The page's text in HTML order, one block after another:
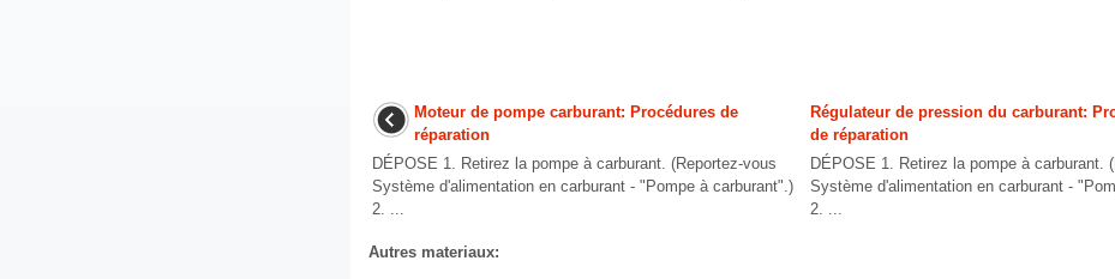
Moteur de pompe carburant: Procédures de
réparation
DÉPOSE 1. Retirez la pompe à carburant. (Reportez-vous
Système d'alimentation en carburant - "Pompe à carburant".)
2. ...
Régulateur de pression du carburant:
de réparation
DÉPOSE 1. Retirez la pompe à carburant.
Système d'alimentation en carburant -
2. ...
Autres materiaux: